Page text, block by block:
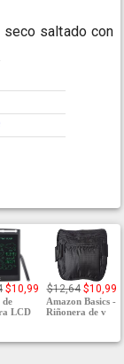
seco saltado con
$10,99
de
LCD
$12,64 $10,99
Amazon Basics -
Riñonera de v